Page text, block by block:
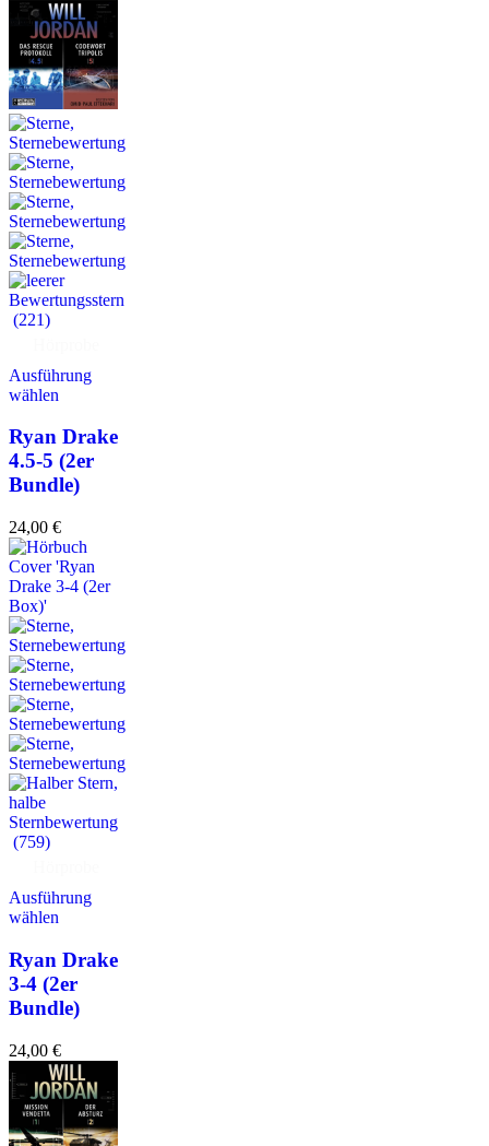
(221)
Ausführung
wählen
Ryan Drake
4.5-5 (2er
Bundle)
24,00 €
(759)
Ausführung
wählen
Ryan Drake
3-4 (2er
Bundle)
24,00 €